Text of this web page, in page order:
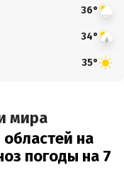
36°
34°
35°
мира
на
погоды на 7